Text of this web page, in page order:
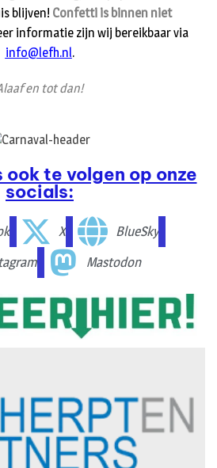
blijven! Confetti is binnen niet
informatie zijn wij bereikbaar via
info@lefh.nl.
en tot dan!
te volgen op onze
socials:
X
BlueSky
Mastodon